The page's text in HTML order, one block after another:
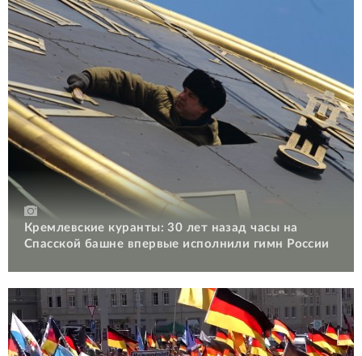
Кремлевские куранты: 30 лет назад часы на
Спасской башне впервые исполнили гимн России